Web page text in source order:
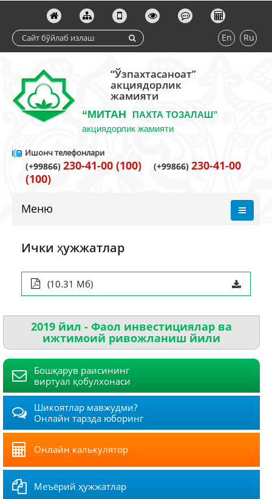
En Ru
“Ўзпахтасаноат”
акциядорлик
жамияти
“МИТАН
ПАХТА ТОЗАЛАШ”
акциядорлик жамияти
Ишонч телефонлари
(+99866) 230-41-00 (100) (+99866) 230-41-00
(100)
Меню
Ички ҳужжатлар
(10.31 Мб)
2019 йил - Фаол инвестициялар ва
ижтимоий ривожланиш йили
Бошқарув раисининг
виртуал қобулхонаси
Шикоятлар мавжудми?
Онлайн тарзда юборинг
Онлайн калькулятор
Меъёрий ҳужжатлар